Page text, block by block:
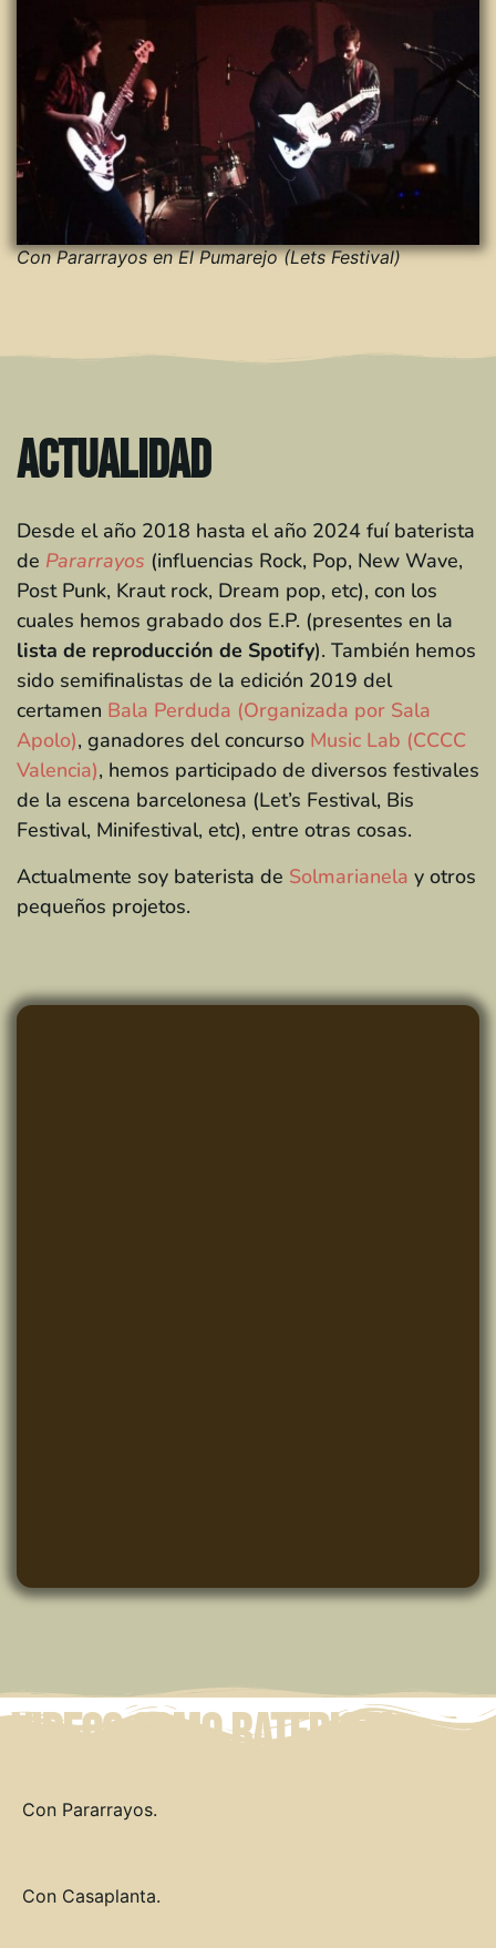
Con Pararrayos en El Pumarejo (Lets Festival)
Actualidad
Desde el año 2018 hasta el año 2024 fuí baterista
de Pararrayos (influencias Rock, Pop, New Wave,
Post Punk, Kraut rock, Dream pop, etc), con los
cuales hemos grabado dos E.P. (presentes en la
lista de reproducción de Spotify). También hemos
sido semifinalistas de la edición 2019 del
certamen Bala Perduda (Organizada por Sala
Apolo), ganadores del concurso Music Lab (CCCC
Valencia), hemos participado de diversos festivales
de la escena barcelonesa (Let’s Festival, Bis
Festival, Minifestival, etc), entre otras cosas.
Actualmente soy baterista de Solmarianela y otros
pequeños projetos.
Videos como baterista
Con Pararrayos.
Con Casaplanta.